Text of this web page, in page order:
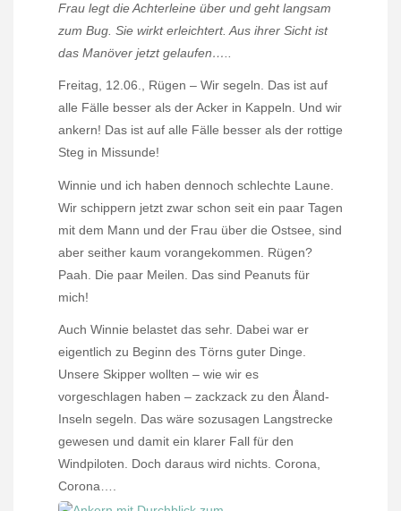
Frau legt die Achterleine über und geht langsam
zum Bug. Sie wirkt erleichtert. Aus ihrer Sicht ist
das Manöver jetzt gelaufen…..
Freitag, 12.06., Rügen – Wir segeln. Das ist auf
alle Fälle besser als der Acker in Kappeln. Und wir
ankern! Das ist auf alle Fälle besser als der rottige
Steg in Missunde!
Winnie und ich haben dennoch schlechte Laune.
Wir schippern jetzt zwar schon seit ein paar Tagen
mit dem Mann und der Frau über die Ostsee, sind
aber seither kaum vorangekommen. Rügen?
Paah. Die paar Meilen. Das sind Peanuts für
mich!
Auch Winnie belastet das sehr. Dabei war er
eigentlich zu Beginn des Törns guter Dinge.
Unsere Skipper wollten – wie wir es
vorgeschlagen haben – zackzack zu den Åland-
Inseln segeln. Das wäre sozusagen Langstrecke
gewesen und damit ein klarer Fall für den
Windpiloten. Doch daraus wird nichts. Corona,
Corona….